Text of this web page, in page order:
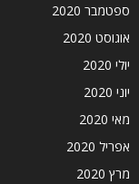
ספטמבר 2020
אוגוסט 2020
יולי 2020
יוני 2020
מאי 2020
אפריל 2020
מרץ 2020